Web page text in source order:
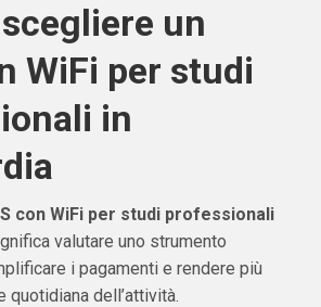
un
WiFi per studi
in
con WiFi per studi professionali
valutare uno strumento
i pagamenti e rendere più
quotidiana dell’attività.